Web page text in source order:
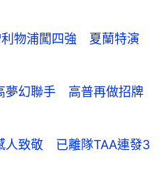
物浦闖四強 夏蘭特演
夢幻聯手 高普再做招牌
人致敬 已離隊TAA連發3